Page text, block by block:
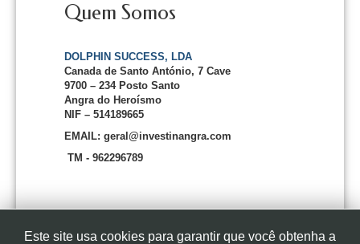
Quem Somos
DOLPHIN SUCCESS, LDA
Canada de Santo António, 7 Cave
9700 – 234 Posto Santo
Angra do Heroísmo
NIF – 514189665
EMAIL: geral@investinangra.com
TM - 962296789
Este site usa cookies para garantir que você obtenha a